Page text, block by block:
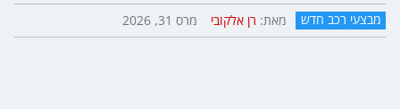
מבצעי רכב חדש מאת: רן אלקובי מרס 31, 2026